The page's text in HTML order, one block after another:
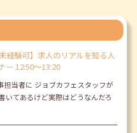
経験可】求人のリアルを知る人
ー 12:50～13:20
当者に ジョブカフェスタッフが
いてあるけど実際はどうなんだろ